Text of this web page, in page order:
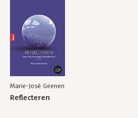
Marie-José Geenen
Reflecteren